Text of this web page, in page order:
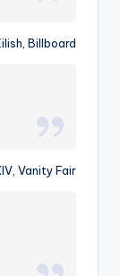
Billboard
Vanity Fair